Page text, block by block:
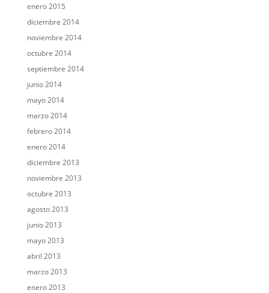
enero 2015
diciembre 2014
noviembre 2014
octubre 2014
septiembre 2014
junio 2014
mayo 2014
marzo 2014
febrero 2014
enero 2014
diciembre 2013
noviembre 2013
octubre 2013
agosto 2013
junio 2013
mayo 2013
abril 2013
marzo 2013
enero 2013